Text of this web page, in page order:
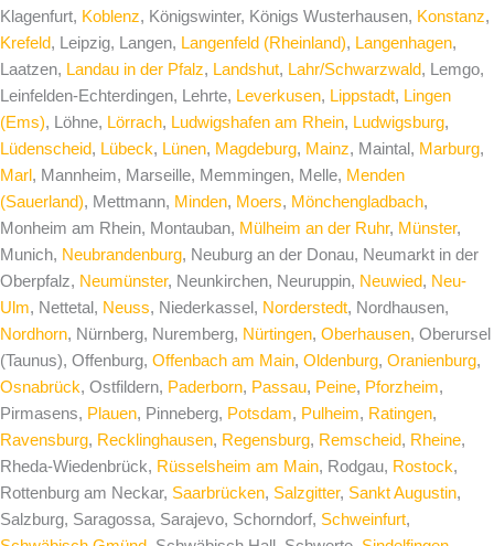
Klagenfurt, Koblenz, Königswinter, Königs Wusterhausen, Konstanz,
Krefeld, Leipzig, Langen, Langenfeld (Rheinland), Langenhagen,
Laatzen, Landau in der Pfalz, Landshut, Lahr/Schwarzwald, Lemgo,
Leinfelden-Echterdingen, Lehrte, Leverkusen, Lippstadt, Lingen
(Ems), Löhne, Lörrach, Ludwigshafen am Rhein, Ludwigsburg,
Lüdenscheid, Lübeck, Lünen, Magdeburg, Mainz, Maintal, Marburg,
Marl , Mannheim, Marseille, Memmingen, Melle, Menden
(Sauerland), Mettmann, Minden, Moers, Mönchengladbach,
Monheim am Rhein, Montauban, Mülheim an der Ruhr, Münster,
Munich, Neubrandenburg, Neuburg an der Donau, Neumarkt in der
Oberpfalz, Neumünster, Neunkirchen, Neuruppin, Neuwied, Neu-
Ulm, Nettetal, Neuss, Niederkassel, Norderstedt, Nordhausen,
Nordhorn, Nürnberg, Nuremberg, Nürtingen, Oberhausen, Oberursel
(Taunus), Offenburg, Offenbach am Main, Oldenburg, Oranienburg,
Osnabrück, Ostfildern, Paderborn, Passau, Peine, Pforzheim,
Pirmasens, Plauen, Pinneberg, Potsdam, Pulheim, Ratingen,
Ravensburg, Recklinghausen, Regensburg, Remscheid, Rheine,
Rheda-Wiedenbrück, Rüsselsheim am Main, Rodgau, Rostock,
Rottenburg am Neckar, Saarbrücken, Salzgitter, Sankt Augustin,
Salzburg, Saragossa, Sarajevo, Schorndorf, Schweinfurt,